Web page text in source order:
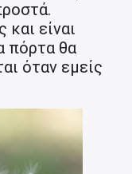
είναι
πόρτα θα
όταν εμείς